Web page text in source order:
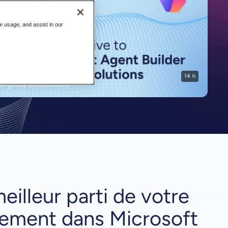
grâce au contexte
14 h
parti de votre
dans Microsoft
usage, and assist in our